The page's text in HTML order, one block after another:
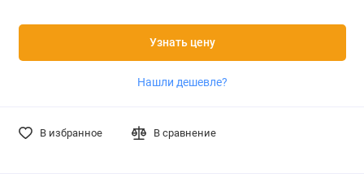
Узнать цену
Нашли дешевле?
В избранное В сравнение